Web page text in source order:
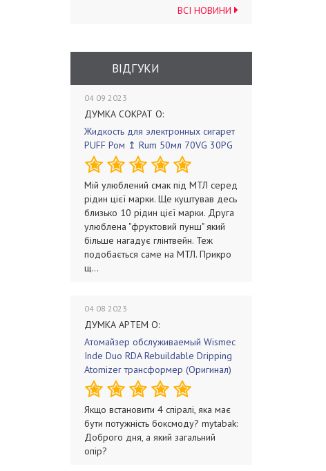
ВСІ НОВИНИ
ВІДГУКИ
04 09 2023
ДУМКА СОКРАТ О:
Жидкость для электронных сигарет
PUFF Ром ↥ Rum 50мл 70VG 30PG
Мій улюблений смак під МТЛ серед
рідин цієї марки. Ще куштував десь
близько 10 рідин цієї марки. Друга
улюблена "фруктовий пунш" який
більше нагадує глінтвейн. Теж
подобається саме на МТЛ. Прикро
щ...
04 08 2023
ДУМКА АРТЕМ О:
Атомайзер обслуживаемый Wismec
Inde Duo RDA Rebuildable Dripping
Atomizer трансформер (Оригинал)
Якщо встановити 4 спіралі, яка має
бути потужність боксмоду? mytabak:
Доброго дня, а який загальний
опір?